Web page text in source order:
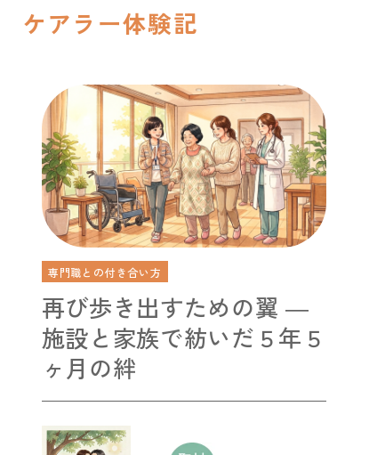
ケアラー体験記
専門職との付き合い方
再び歩き出すための翼 ―
施設と家族で紡いだ５年５
ヶ月の絆